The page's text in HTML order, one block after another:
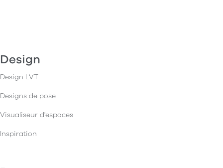
Design
Design LVT
Designs de pose
Visualiseur d'espaces
Inspiration